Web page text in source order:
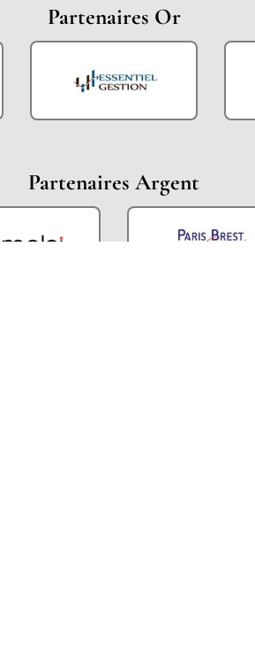
Partenaires Or
Partenaires Argent